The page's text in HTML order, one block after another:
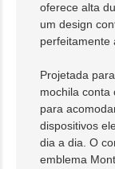
oferece alta
um design
perfeitamente
Projetada
mochila conta
para
dispositivos
dia a dia. O
emblema